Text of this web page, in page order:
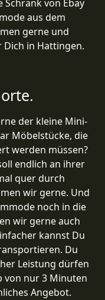
von Ebay
aus dem
gerne und
in Hattingen.
der kleine Mini-
Möbelstücke, die
werden müssen?
endlich an ihrer
quer durch
wir gerne. Und
noch in die
wir gerne auch
kannst Du
Du
Leistung dürfen
von nur 3 Minuten
Angebot.